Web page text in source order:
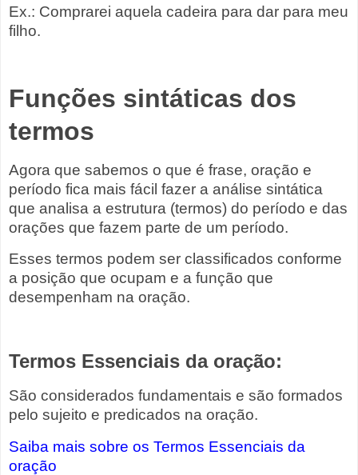
Ex.: Comprarei aquela cadeira para dar para meu
filho.
Funções sintáticas dos
termos
Agora que sabemos o que é frase, oração e
período fica mais fácil fazer a análise sintática
que analisa a estrutura (termos) do período e das
orações que fazem parte de um período.
Esses termos podem ser classificados conforme
a posição que ocupam e a função que
desempenham na oração.
Termos Essenciais da oração:
São considerados fundamentais e são formados
pelo sujeito e predicados na oração.
Saiba mais sobre os Termos Essenciais da
oração